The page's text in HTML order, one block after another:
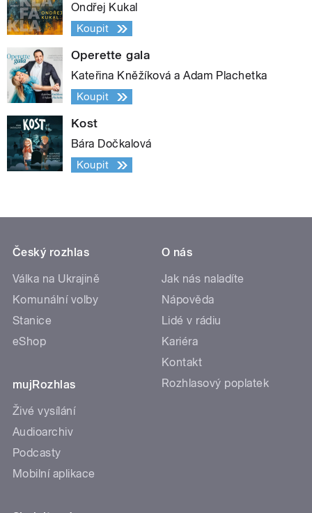
Ondřej Kukal
Koupit
Operette gala
Kateřina Kněžíková a Adam Plachetka
Koupit
Kost
Bára Dočkalová
Koupit
Český rozhlas
Válka na Ukrajině
Komunální volby
Stanice
eShop
mujRozhlas
Živé vysílání
Audioarchiv
Podcasty
Mobilní aplikace
O nás
Jak nás naladíte
Nápověda
Lidé v rádiu
Kariéra
Kontakt
Rozhlasový poplatek